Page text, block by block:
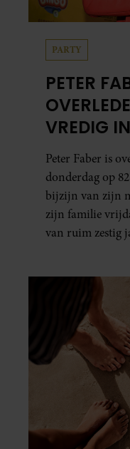
PARTY
PETER
VREDIG
VAN ZIJN
Peter Faber is
donderdag op
bijzijn van zijn
zijn familie
van ruim zestig